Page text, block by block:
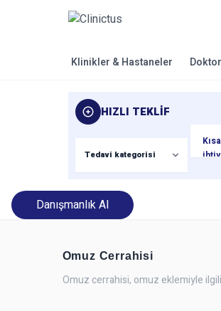
Klinikler & Hastaneler
HIZLI TEKLIF
Danışmanlık Al
Omuz Cerrahisi
Omuz cerrahisi, omuz eklemiyle